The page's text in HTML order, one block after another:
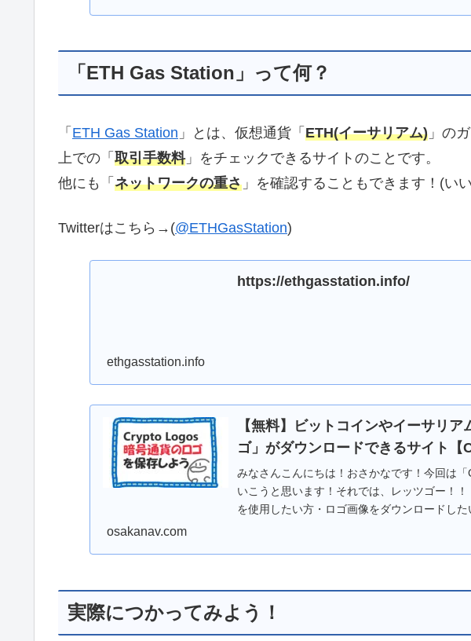
「ETH Gas Station」って何？
「 ETH Gas Station 」とは、仮想通貨「 ETH(イーサリアム) 」の
上での「 取引手数料」をチェックできるサイトのことです。
他にも「 ネットワークの重さ 」を確認することもできます！(い
Twitterはこちら→(@ETHGasStation)
https://ethgasstation.info/
ethgasstation.info
【無料】ビットコインやイーサリ
ゴ」がダウンロードできるサイト
みなさんこんにちは！おさかなです！今回は
いこうと思います！それでは、レッツゴー！
を使用したい方・ロゴ画像をダウンロードした
osakanav.com
実際につかってみよう！